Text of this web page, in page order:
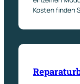
Kosten finden